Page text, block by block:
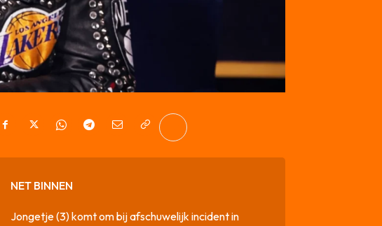
NET BINNEN
Jongetje (3) komt om bij afschuwelijk incident in